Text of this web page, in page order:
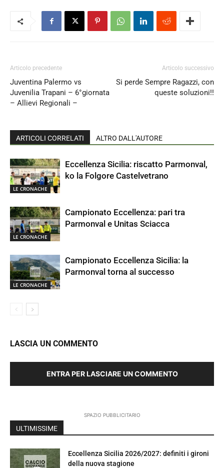
Articolo precedente
Juventina Palermo vs
Juvenilia Trapani – 6°giornata
– Allievi Regionali –
Articolo successivo
Si perde Sempre Ragazzi, con
queste soluzioni!!
ARTICOLI CORRELATI ALTRO DALL'AUTORE
LE CRONACHE
Eccellenza Sicilia: riscatto Parmonval,
ko la Folgore Castelvetrano
LE CRONACHE
Campionato Eccellenza: pari tra
Parmonval e Unitas Sciacca
LE CRONACHE
Campionato Eccellenza Sicilia: la
Parmonval torna al successo
LASCIA UN COMMENTO
ENTRA PER LASCIARE UN COMMENTO
SPAZIO PUBBLICITARIO
ULTIMISSIME
Eccellenza Sicilia 2026/2027: definiti i gironi
della nuova stagione